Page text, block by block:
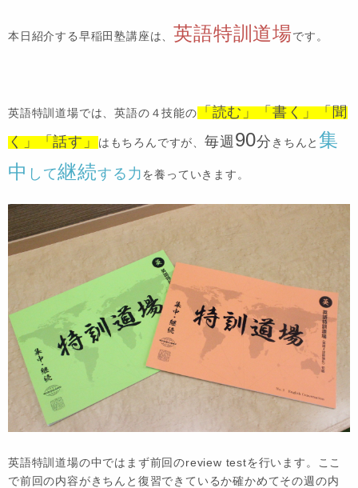
本日紹介する早稲田塾講座は、 英語特訓道場です。
英語特訓道場では、英語の４技能の「読む」「書く」「聞
く」「話す」はもちろんですが、毎週 90分 きちんと 集
中 して継続する力を養っていきます。
英語特訓道場の中ではまず前回のreview testを行います。ここ
で前回の内容がきちんと復習できているか確かめてその週の内